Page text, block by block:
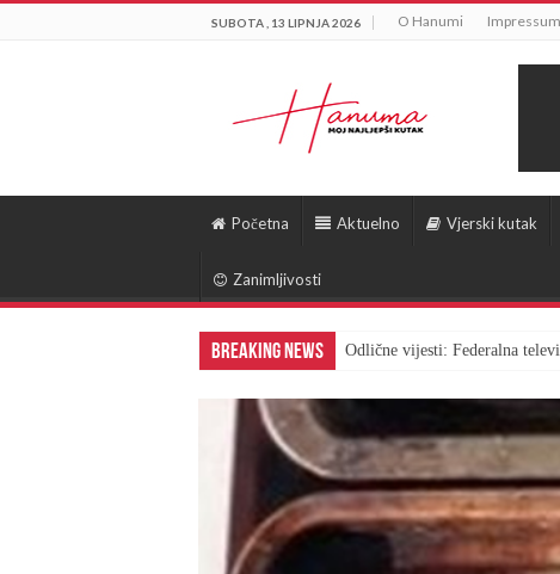
SUBOTA , 13 LIPNJA 2026 O Hanumi Impressum
Početna Aktuelno Vjerski kutak
Zanimljivosti
Breaking News Odlične vijesti: Federalna